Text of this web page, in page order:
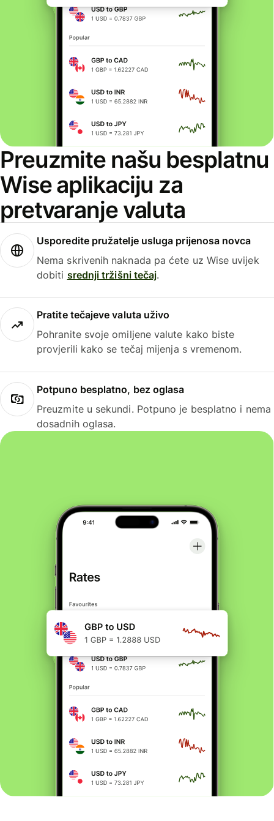
Preuzmite našu besplatnu
Wise aplikaciju za
pretvaranje valuta
Usporedite pružatelje usluga prijenosa novca
Nema skrivenih naknada pa ćete uz Wise uvijek
dobiti srednji tržišni tečaj.
Pratite tečajeve valuta uživo
Pohranite svoje omiljene valute kako biste
provjerili kako se tečaj mijenja s vremenom.
Potpuno besplatno, bez oglasa
Preuzmite u sekundi. Potpuno je besplatno i nema
dosadnih oglasa.